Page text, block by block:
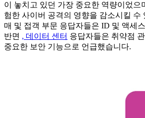
이 놓치고 있던 가장 중요한 역량이었으
험한 사이버 공격의 영향을 감소시킬 수
매 및 접객 부문 응답자들은 ID 및 액세
반면 , 데이터 센터 응답자들은 취약점
중요한 보안 기능으로 언급했습니다.